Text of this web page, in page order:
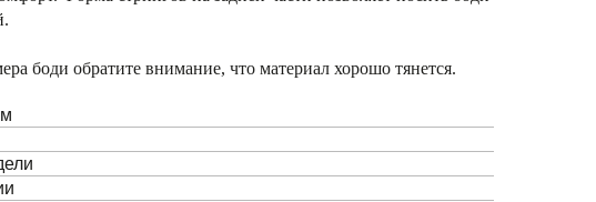
боди обратите внимание, что материал хорошо тянется.